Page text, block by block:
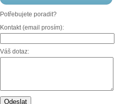
Potřebujete poradit?
Kontakt (email prosím):
Váš dotaz: